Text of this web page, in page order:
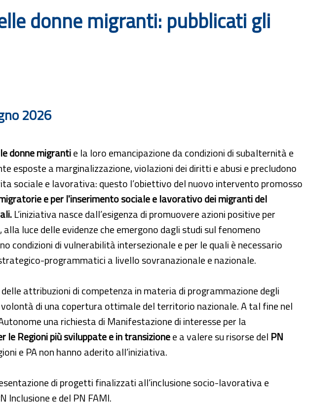
donne migranti: pubblicati gli
2026
donne migrantie la loro emancipazione da condizioni di subalternità e
esposte a marginalizzazione, violazioni dei diritti e abusi e precludono
sociale e lavorativa: questo l’obiettivo del nuovo intervento promosso
e per l'inserimento sociale e lavorativo dei migranti del
L’iniziativa nasce dall’esigenza di promuovere azioni positive per
luce delle evidenze che emergono dagli studi sul fenomeno
condizioni di vulnerabilità intersezionale e per le quali è necessario
programmatici a livello sovranazionale e nazionale.
attribuzioni di competenza in materia di programmazione degli
di una copertura ottimale del territorio nazionale. A tal fine nel
una richiesta di Manifestazione di interesse per la
le Regioni più sviluppate e in transizionee a valere su risorse del PN
e PA non hanno aderito all’iniziativa.
di progetti finalizzati all’inclusione socio-lavorativa e
Inclusione e del PN FAMI.